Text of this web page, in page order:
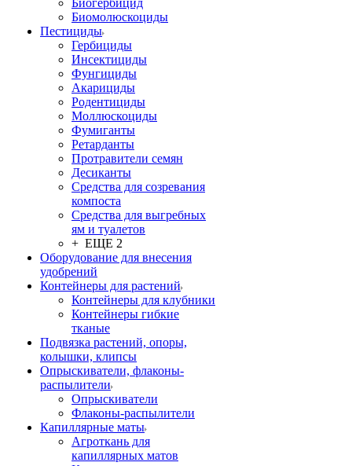
Биогербицид
Биомолюскоциды
Пестициды
Гербициды
Инсектициды
Фунгициды
Акарициды
Родентициды
Моллюскоциды
Фумиганты
Ретарданты
Протравители семян
Десиканты
Средства для созревания
компоста
Средства для выгребных
ям и туалетов
+ ЕЩЕ 2
Оборудование для внесения
удобрений
Контейнеры для растений
Контейнеры для клубники
Контейнеры гибкие
тканые
Подвязка растений, опоры,
колышки, клипсы
Опрыскиватели, флаконы-
распылители
Опрыскиватели
Флаконы-распылители
Капиллярные маты
Агроткань для
капиллярных матов